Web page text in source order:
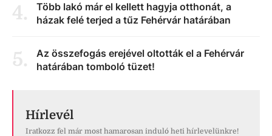
4.
Több lakó már el kellett hagyja otthonát, a
házak felé terjed a tűz Fehérvár határában
5.
Az összefogás erejével oltották el a Fehérvár
határában tomboló tüzet!
Hírlevél
Iratkozz fel már most hamarosan induló heti hírlevelünkre!